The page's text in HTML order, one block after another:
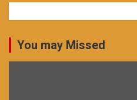
You may Missed